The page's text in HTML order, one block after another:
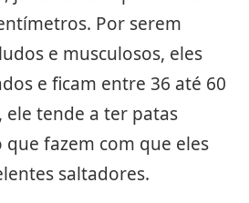
Por serem
e musculosos, eles
e ficam entre 36 até 60
ele tende a ter patas
fazem com que eles
saltadores.